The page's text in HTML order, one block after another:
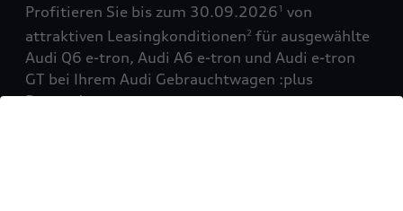
Profitieren Sie bis zum 30.09.20261 von
attraktiven Leasingkonditionen2 für ausgewählte
Audi Q6 e-tron, Audi A6 e-tron und Audi e-tron
GT bei Ihrem Audi Gebrauchtwagen :plus
Partner!